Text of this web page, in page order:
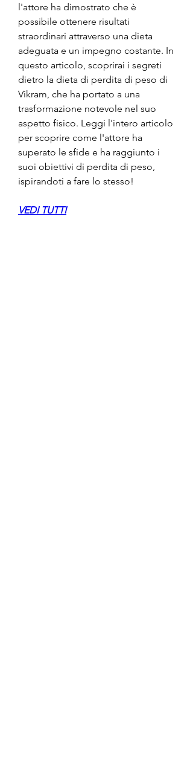
l'attore ha dimostrato che è
possibile ottenere risultati
straordinari attraverso una dieta
adeguata e un impegno costante. In
questo articolo, scoprirai i segreti
dietro la dieta di perdita di peso di
Vikram, che ha portato a una
trasformazione notevole nel suo
aspetto fisico. Leggi l'intero articolo
per scoprire come l'attore ha
superato le sfide e ha raggiunto i
suoi obiettivi di perdita di peso,
ispirandoti a fare lo stesso!
VEDI TUTTI